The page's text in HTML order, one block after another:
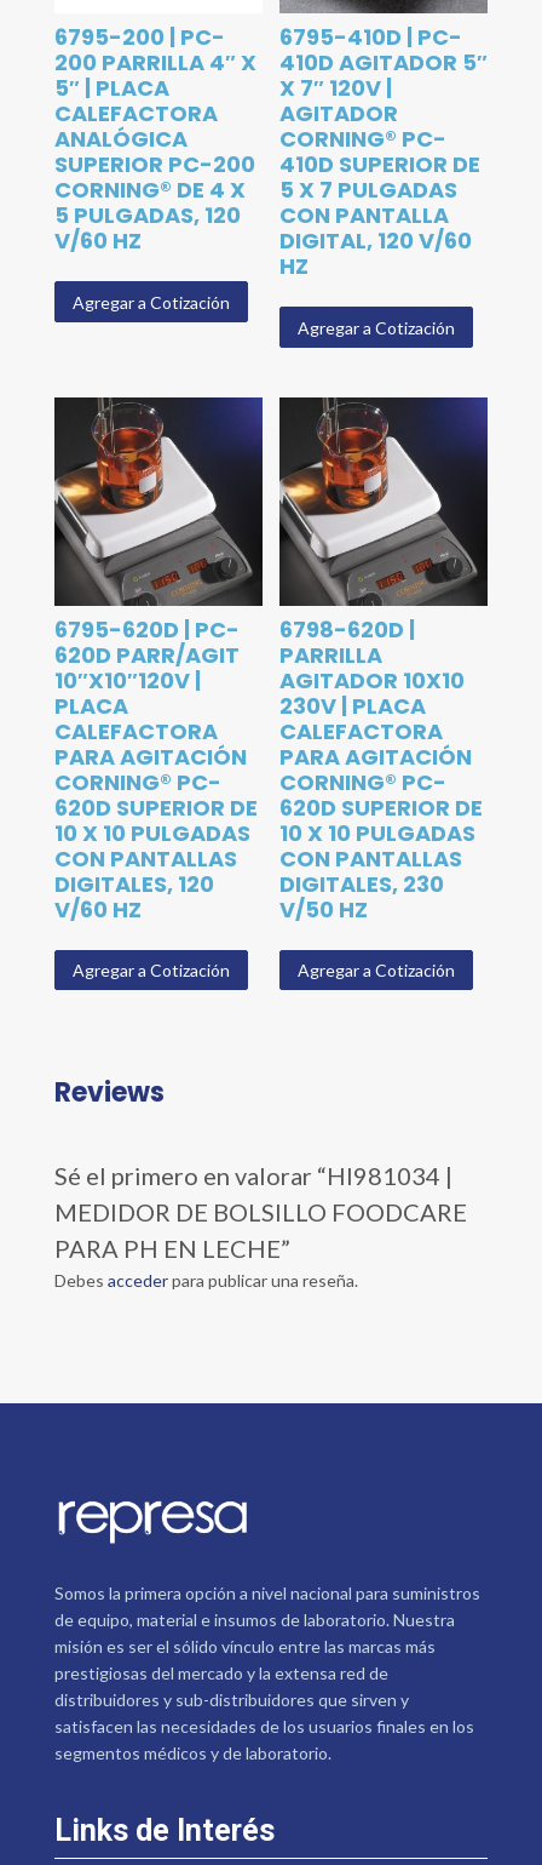
6795-200 | PC-
200 PARRILLA 4″ X
5″ | PLACA
CALEFACTORA
ANALÓGICA
SUPERIOR PC-200
CORNING® DE 4 X
5 PULGADAS, 120
V/60 HZ
Agregar a Cotización
6795-410D | PC-
410D AGITADOR 5″
X 7″ 120V |
AGITADOR
CORNING® PC-
410D SUPERIOR DE
5 X 7 PULGADAS
CON PANTALLA
DIGITAL, 120 V/60
HZ
Agregar a Cotización
6795-620D | PC-
620D PARR/AGIT
10″X10″120V |
PLACA
CALEFACTORA
PARA AGITACIÓN
CORNING® PC-
620D SUPERIOR DE
10 X 10 PULGADAS
CON PANTALLAS
DIGITALES, 120
V/60 HZ
Agregar a Cotización
6798-620D |
PARRILLA
AGITADOR 10X10
230V | PLACA
CALEFACTORA
PARA AGITACIÓN
CORNING® PC-
620D SUPERIOR DE
10 X 10 PULGADAS
CON PANTALLAS
DIGITALES, 230
V/50 HZ
Agregar a Cotización
Reviews
Sé el primero en valorar “HI981034 |
MEDIDOR DE BOLSILLO FOODCARE
PARA PH EN LECHE”
Debes accederpara publicar una reseña.
Somos la primera opción a nivel nacional para suministros
de equipo, material e insumos de laboratorio. Nuestra
misión es ser el sólido vínculo entre las marcas más
prestigiosas del mercado y la extensa red de
distribuidores y sub-distribuidores que sirven y
satisfacen las necesidades de los usuarios finales en los
segmentos médicos y de laboratorio.
Links de Interés